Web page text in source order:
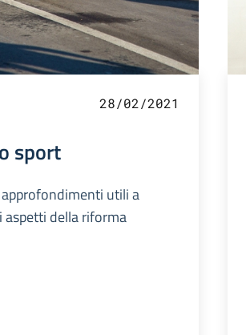
28/02/2021
sport
utili a
aspetti della riforma